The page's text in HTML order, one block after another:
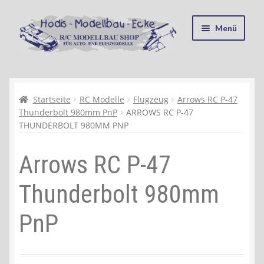
Zur
Navigation
springen
Zum
Inhalt
springen
Menü
Kasse
Mein Konto
Recycling, Entsorgung und Umwelt
Shop
Warenkorb
Ablauf einer Bestellung
Startseite RC Modelle Flugzeug
Arrows RC P-47
Thunderbolt 980mm PnP
ARROWS RC P-47
THUNDERBOLT 980MM PNP
Arrows RC P-47
Thunderbolt 980mm
PnP